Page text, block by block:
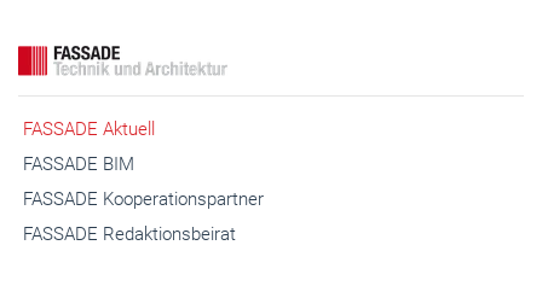
FASSADE Aktuell
FASSADE BIM
FASSADE Kooperationspartner
FASSADE Redaktionsbeirat